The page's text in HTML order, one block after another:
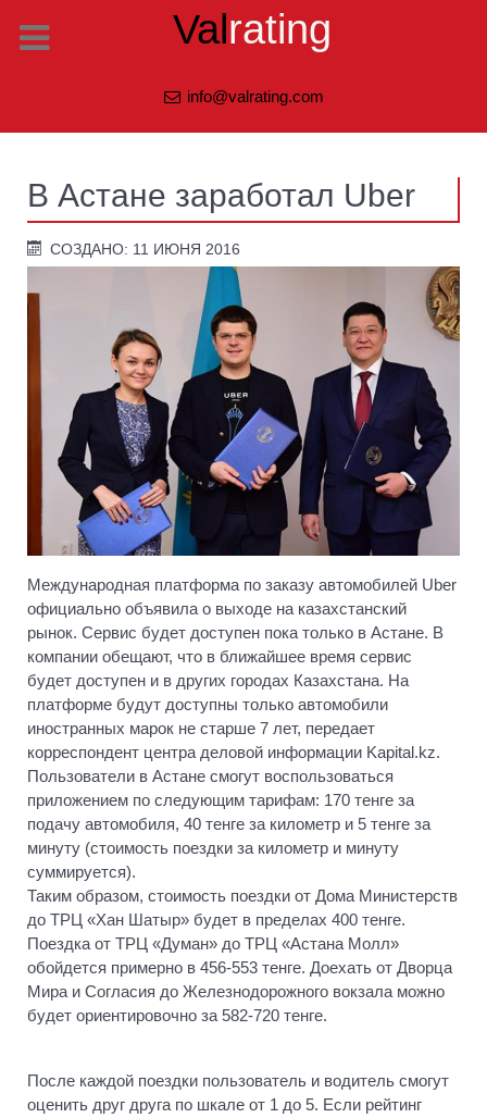
Valrating
info@valrating.com
В Астане заработал Uber
СОЗДАНО: 11 ИЮНЯ 2016
Международная платформа по заказу автомобилей Uber
официально объявила о выходе на казахстанский
рынок. Сервис будет доступен пока только в Астане. В
компании обещают, что в ближайшее время сервис
будет доступен и в других городах Казахстана. На
платформе будут доступны только автомобили
иностранных марок не старше 7 лет, передает
корреспондент центра деловой информации Kapital.kz.
Пользователи в Астане смогут воспользоваться
приложением по следующим тарифам: 170 тенге за
подачу автомобиля, 40 тенге за километр и 5 тенге за
минуту (стоимость поездки за километр и минуту
суммируется).
Таким образом, стоимость поездки от Дома Министерств
до ТРЦ «Хан Шатыр» будет в пределах 400 тенге.
Поездка от ТРЦ «Думан» до ТРЦ «Астана Молл»
обойдется примерно в 456-553 тенге. Доехать от Дворца
Мира и Согласия до Железнодорожного вокзала можно
будет ориентировочно за 582-720 тенге.
После каждой поездки пользователь и водитель смогут
оценить друг друга по шкале от 1 до 5. Если рейтинг